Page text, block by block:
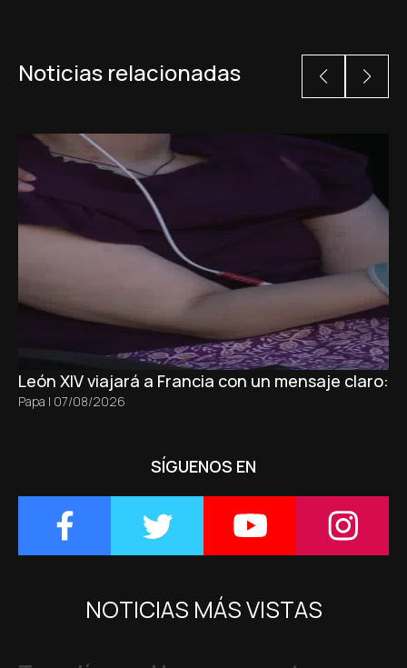
Noticias relacionadas
León XIV viajará a Francia con un mensaje claro:
Papa | 07/08/2026
SÍGUENOS EN
NOTICIAS MÁS VISTAS